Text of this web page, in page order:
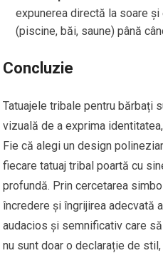
expunerea directă la soare
(piscine, băi, saune) până
Concluzie
Tatuajele tribale pentru bărbați
vizuală de a exprima
Fie că alegi un design
fiecare tatuaj tribal poartă cu
profundă. Prin cercetarea
încredere și îngrijirea adecvată
audacios și semnificativ care
nu sunt doar o declarație de